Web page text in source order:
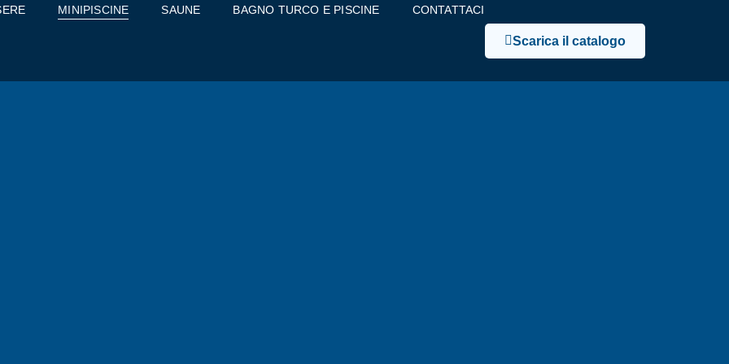
MINIPISCINE SAUNE BAGNO TURCO E PISCINE CONTATTACI
Scarica il catalogo